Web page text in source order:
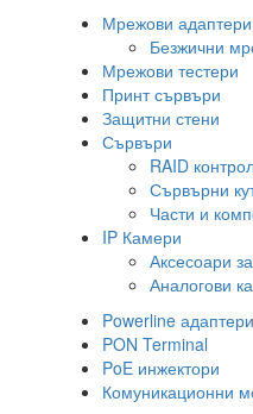
Мрежови адаптери
Безжични
Мрежови тестери
Принт сървъри
Защитни стени
Сървъри
RAID
Сървърни
Части и
IP Камери
Аксесоари
Аналогови
Powerline адаптери
PON Terminal
PoE инжектори
Комуникационни